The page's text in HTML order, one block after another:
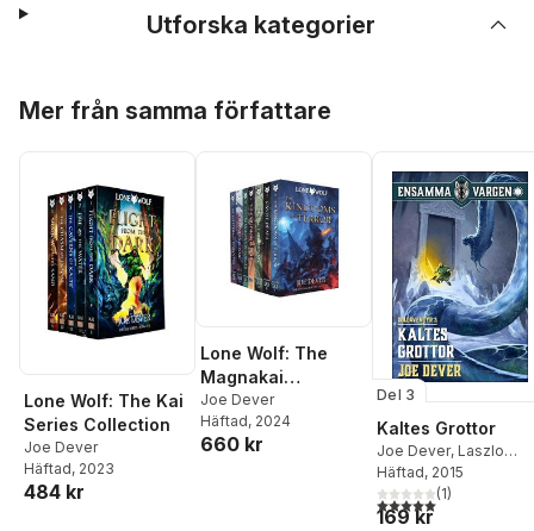
Utforska kategorier
Mer från samma författare
Lone Wolf: The Kai
Series Collection
Joe Dever
Häftad, 2023
484 kr
Lone Wolf: The
Magnakai
Collection
Joe Dever
Häftad, 2024
660 kr
Del 3
Kaltes Grottor
Joe Dever, Laszlo
Cook
Häftad, 2015
5,0utav 5 stjärnor.
(1)
169 kr